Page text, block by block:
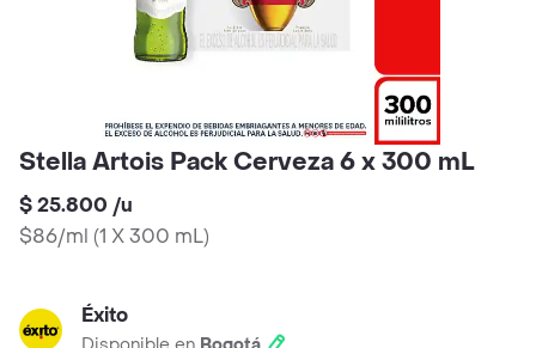
Stella Artois Pack Cerveza 6 x 300 mL
$ 25.800 /u
$86/ml (1 X 300 mL)
Éxito